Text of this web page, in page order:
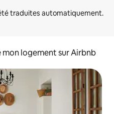
logement sur Airbnb